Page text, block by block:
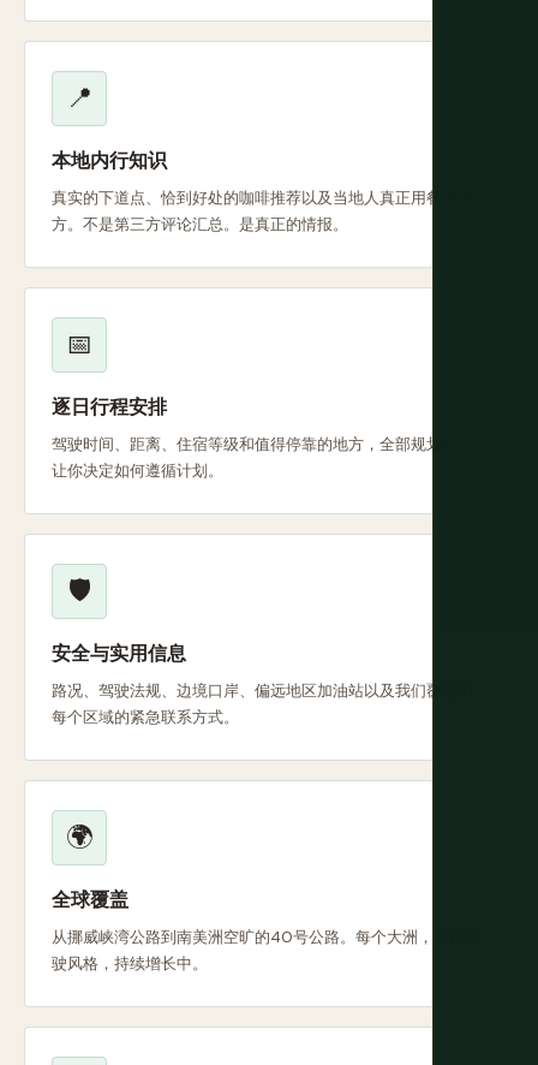
📍
本地内行知识
真实的下道点、恰到好处的咖啡推荐以及当地人真正用餐的地
方。不是第三方评论汇总。是真正的情报。
📅
逐日行程安排
驾驶时间、距离、住宿等级和值得停靠的地方，全部规划好，
让你决定如何遵循计划。
🛡️
安全与实用信息
路况、驾驶法规、边境口岸、偏远地区加油站以及我们覆盖的
每个区域的紧急联系方式。
🌍
全球覆盖
从挪威峡湾公路到南美洲空旷的40号公路。每个大洲，多种驾
驶风格，持续增长中。